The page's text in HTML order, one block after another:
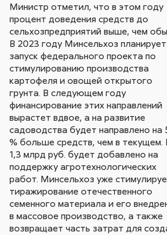
Министр отметил, что в этом году
процент доведения средств до
сельхозпредприятий выше, чем
В 2023 году Минсельхоз планирует
запуск федерального проекта по
стимулированию производства
картофеля и овощей открытого
грунта. В следующем году
финансирование этих направлений
вырастет вдвое, а на развитие
садоводства будет направлено на
% больше средств, чем в текущем.
1,3 млрд руб. будет добавлено на
поддержку агротехнологических
работ. Минсельхоз уже
тиражирование отечественного
семенного материала и его
в массовое производство, а также
возвращает часть затрат для